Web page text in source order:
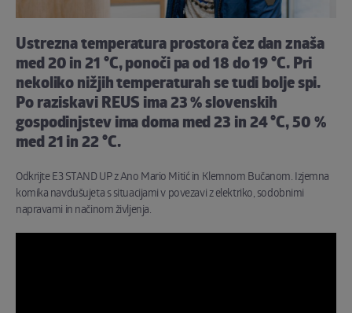
Ustrezna temperatura prostora čez dan znaša
med 20 in 21 °C, ponoči pa od 18 do 19 °C. Pri
nekoliko nižjih temperaturah se tudi bolje spi.
Po raziskavi REUS ima 23 % slovenskih
gospodinjstev ima doma med 23 in 24 °C, 50 %
med 21 in 22 °C.
Odkrijte E3 STAND UP z Ano Mario Mitić in Klemnom Bučanom. Izjemna
komika navdušujeta s situacijami v povezavi z elektriko, sodobnimi
napravami in načinom življenja.